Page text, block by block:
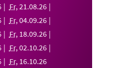
Fr,21.08.26
Fr,04.09.26
Fr, 18.09.26
Fr,02.10.26
Fr, 16.10.26